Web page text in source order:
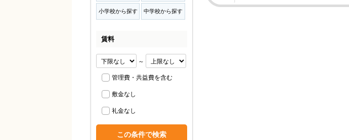
小学校から探す 中学校から探す
賃料
～
管理費・共益費を含む
敷金なし
礼金なし